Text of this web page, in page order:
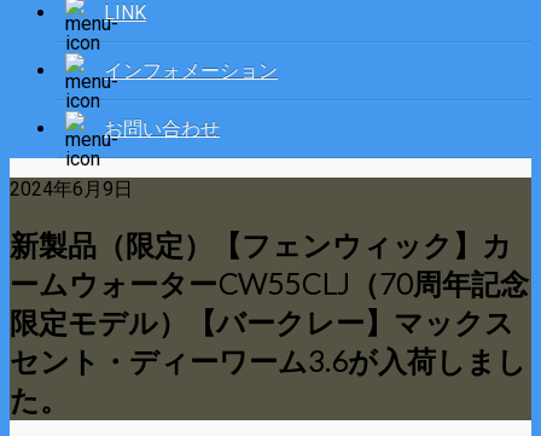
LINK
インフォメーション
お問い合わせ
2024年6月9日
新製品（限定）【フェンウィック】カ
ームウォーターCW55CLJ（70周年記念
限定モデル）【バークレー】マックス
セント・ディーワーム3.6が入荷しまし
た。